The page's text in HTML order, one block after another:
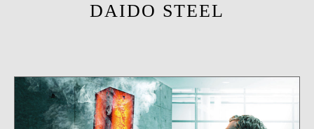
DAIDO STEEL